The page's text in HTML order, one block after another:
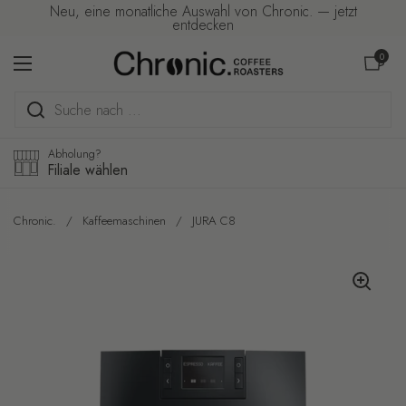
Zum Inhalt springen
Neu, eine monatliche Auswahl von Chronic. — jetzt
entdecken
Menü öffnen
Warenkorb
0
Abholung?
Filiale wählen
Chronic. / Kaffeemaschinen / JURA C8